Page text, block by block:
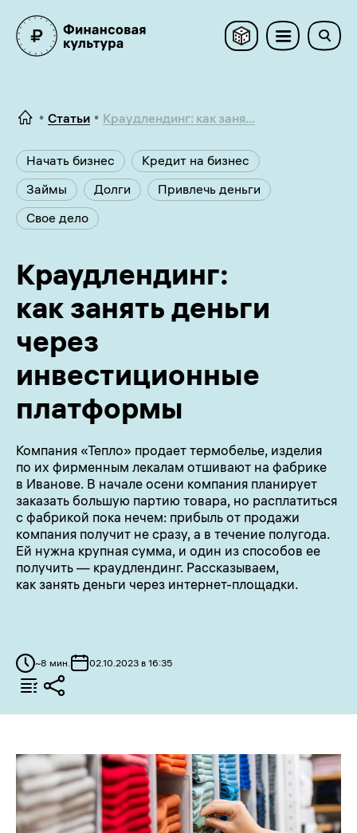
Статьи Краудлендинг: как заня...
Начать бизнес
Кредит на бизнес
Займы
Долги
Привлечь деньги
Свое дело
Краудлендинг:
как занять деньги
через
инвестиционные
платформы
Компания «Тепло» продает термобелье, изделия
по их фирменным лекалам отшивают на фабрике
в Иванове. В начале осени компания планирует
заказать большую партию товара, но расплатиться
с фабрикой пока нечем: прибыль от продажи
компания получит не сразу, а в течение полугода.
Ей нужна крупная сумма, и один из способов ее
получить — краудлендинг. Рассказываем,
как занять деньги через интернет-площадки.
~8 мин. 02.10.2023 в 16:35